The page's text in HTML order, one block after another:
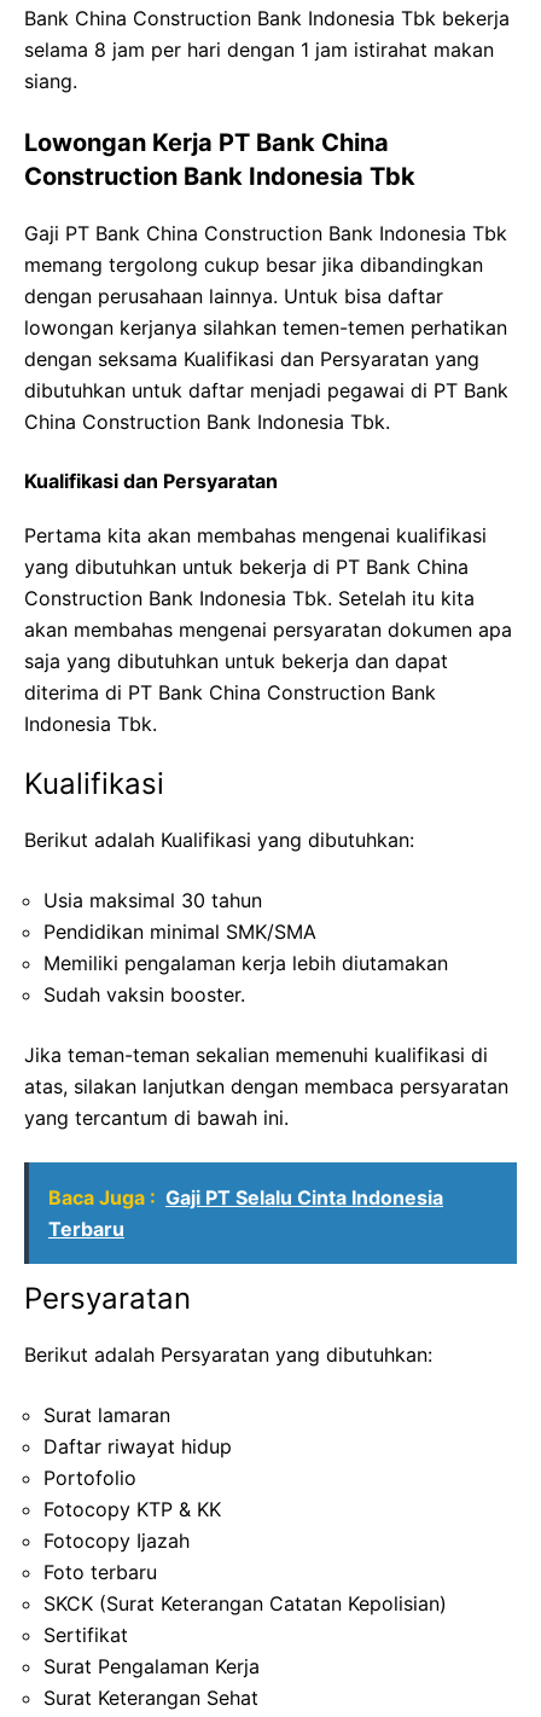
Bank China Construction Bank Indonesia Tbk bekerja
selama 8 jam per hari dengan 1 jam istirahat makan
siang.
Lowongan Kerja PT Bank China
Construction Bank Indonesia Tbk
Gaji PT Bank China Construction Bank Indonesia Tbk
memang tergolong cukup besar jika dibandingkan
dengan perusahaan lainnya. Untuk bisa daftar
lowongan kerjanya silahkan temen-temen perhatikan
dengan seksama Kualifikasi dan Persyaratan yang
dibutuhkan untuk daftar menjadi pegawai di PT Bank
China Construction Bank Indonesia Tbk.
Kualifikasi dan Persyaratan
Pertama kita akan membahas mengenai kualifikasi
yang dibutuhkan untuk bekerja di PT Bank China
Construction Bank Indonesia Tbk. Setelah itu kita
akan membahas mengenai persyaratan dokumen apa
saja yang dibutuhkan untuk bekerja dan dapat
diterima di PT Bank China Construction Bank
Indonesia Tbk.
Kualifikasi
Berikut adalah Kualifikasi yang dibutuhkan:
Usia maksimal 30 tahun
Pendidikan minimal SMK/SMA
Memiliki pengalaman kerja lebih diutamakan
Sudah vaksin booster.
Jika teman-teman sekalian memenuhi kualifikasi di
atas, silakan lanjutkan dengan membaca persyaratan
yang tercantum di bawah ini.
Baca Juga : Gaji PT Selalu Cinta Indonesia
Terbaru
Persyaratan
Berikut adalah Persyaratan yang dibutuhkan:
Surat lamaran
Daftar riwayat hidup
Portofolio
Fotocopy KTP & KK
Fotocopy Ijazah
Foto terbaru
SKCK (Surat Keterangan Catatan Kepolisian)
Sertifikat
Surat Pengalaman Kerja
Surat Keterangan Sehat